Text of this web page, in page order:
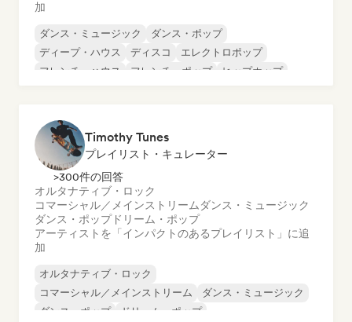
加
ダンス・ミュージック
ダンス・ポップ
ディープ・ハウス
ディスコ
エレクトロポップ
フレンチ・ハウス
フレンチ・ポップ ヒップホップ
Timothy Tunes
プレイリスト・キュレーター
>300件の回答
オルタナティブ・ロック
コマーシャル／メインストリーム ダンス・ミュージック
ダンス・ポップドリーム・ポップ
アーティストを「インパクトのあるプレイリスト」に追
加
オルタナティブ・ロック
コマーシャル／メインストリーム
ダンス・ミュージック
ダンス・ポップ
ドリーム・ポップ